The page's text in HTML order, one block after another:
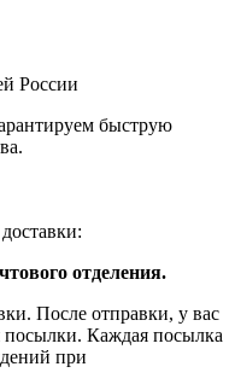
России
быструю
отделения.
После отправки, у вас
посылки. Каждая посылка
при